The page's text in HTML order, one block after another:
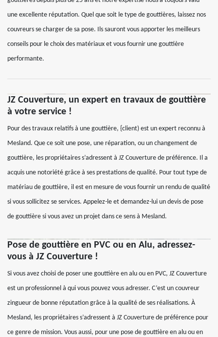
une excellente réputation. Quel que soit le type de gouttières, laissez nos
couvreurs se charger de sa pose. Ils sauront vous apporter les meilleurs
conseils pour le choix des matériaux et vous fournir une gouttière
performante.
JZ Couverture, un expert en travaux de gouttière
à votre service !
Pour des travaux relatifs à une gouttière, {client) est un expert reconnu à
Mesland. Que ce soit une pose, une réparation, ou un changement de
gouttière, les propriétaires s’adressent à JZ Couverture de préférence. Il a
acquis une notoriété grâce à ses prestations de qualité. Pour tout type de
matériau de gouttière, il est en mesure de vous fournir un rendu de qualité
si vous sollicitez se services. Appelez-le et demandez-lui un devis de pose
de gouttière si vous avez un projet dans ce sens à Mesland.
Pose de gouttière en PVC ou en Alu, adressez-
vous à JZ Couverture !
Si vous avez choisi de poser une gouttière en alu ou en PVC, JZ Couverture
est un professionnel à qui vous pouvez vous adresser. C’est un couvreur
zingueur de bonne réputation grâce à la qualité de ses réalisations. À
Mesland, les propriétaires s’adressent à JZ Couverture de préférence pour
ce genre de mission. Vous aussi, pour une pose de gouttière en alu ou en